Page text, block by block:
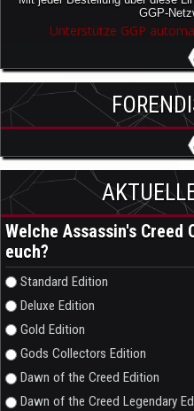
GGP-
Unterstütze GGP
Welche Assassin's
euch?
Auswahlmöglichkeiten
Standard Edition
Deluxe Edition
Gold Edition
Gods Collectors Edition
Dawn of the Creed Edition
Dawn of the Creed Legendary